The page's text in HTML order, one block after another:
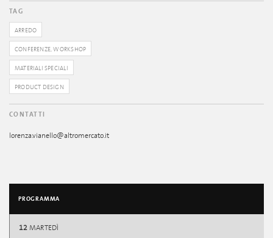
TAG
ARREDO
CONFERENZE, WORKSHOP
MATERIALI SPECIALI
PRODUCT DESIGN
CONTATTI
lorenza.vianello@altromercato.it
PROGRAMMA
12 MARTEDÌ